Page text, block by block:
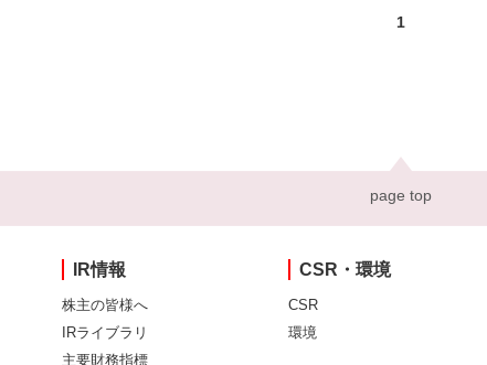
1
page top
IR情報
株主の皆様へ
IRライブラリ
主要財務指標
CSR・環境
CSR
環境